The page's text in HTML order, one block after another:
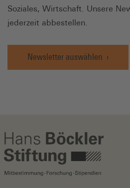
Soziales, Wirtschaft. Unsere
jederzeit abbestellen.
Newsletter auswählen